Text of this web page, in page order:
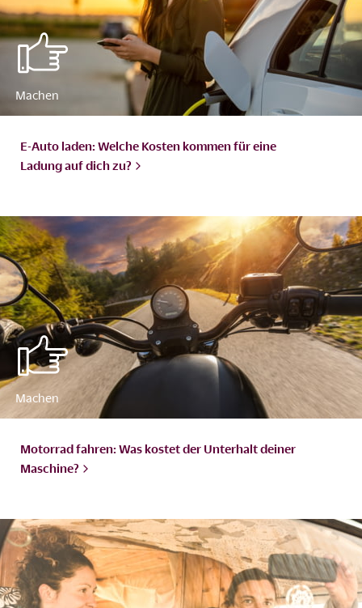
E-Auto laden: Welche Kosten kommen für eine
Ladung auf dichzu?
Motorrad fahren: Was kostet der Unterhalt deiner
Maschine?